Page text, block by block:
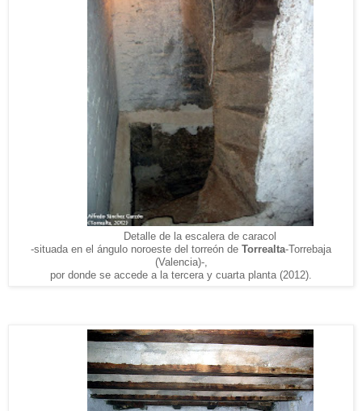
Detalle de la escalera de caracol
-situada en el ángulo noroeste del torreón de Torrealta-Torrebaja
(Valencia)-,
por donde se accede a la tercera y cuarta planta (2012).